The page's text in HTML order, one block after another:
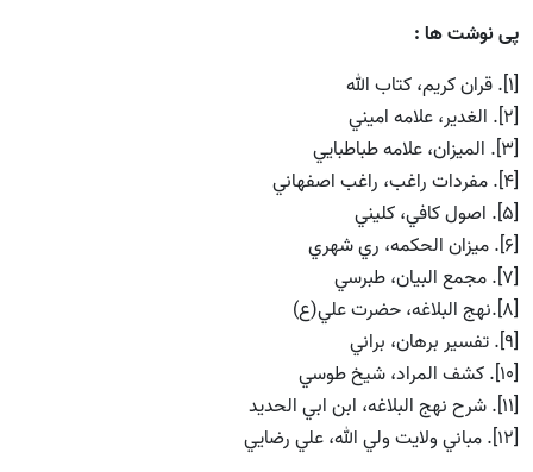
پی نوشت ها :
[1]. قران كريم، كتاب الله
[2]. الغدير،‌ علامه اميني
[3]. الميزان،‌ علامه طباطبايي
[4]. مفردات راغب، راغب اصفهاني
[5]. اصول كافي،‌ كليني
[6]. ميزان الحكمه،‌ ري شهري
[7]. مجمع البيان، طبرسي
[8].نهج البلاغه، حضرت علي(ع)
[9]. تفسير برهان، براني
[10]. كشف المراد، شيخ طوسي
[11]. شرح نهج البلاغه،‌ ابن ابي الحديد
[12]. مباني ولايت ولي الله، علي رضايي